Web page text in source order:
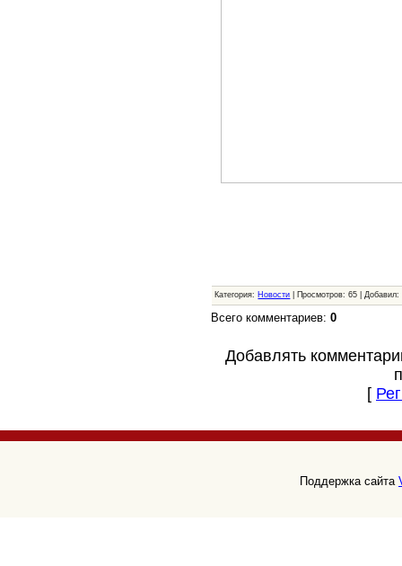
Категория: Новости | Просмотров: 65 | Добавил:
Всего комментариев:0
Добавлять
[
Поддержка сайта